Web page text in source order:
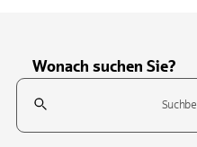
Wonach suchen Sie?
Suchfeld